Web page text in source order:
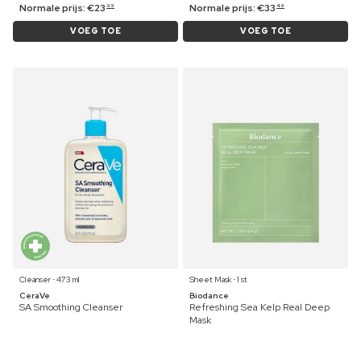
Normale prijs:€23 99
VOEG TOE
Normale prijs:€33 49
VOEG TOE
Cleanser ⋅ 473 ml
CeraVe
SA Smoothing Cleanser
Sheet Mask ⋅ 1 st
Biodance
Refreshing Sea Kelp Real Deep
Mask